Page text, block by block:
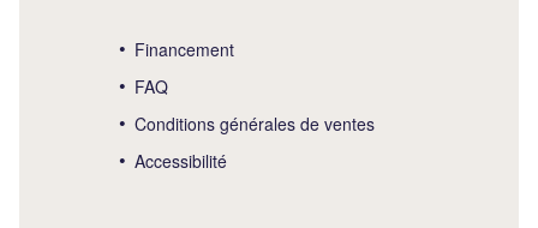
Financement
FAQ
Conditions générales de ventes
Accessibilité